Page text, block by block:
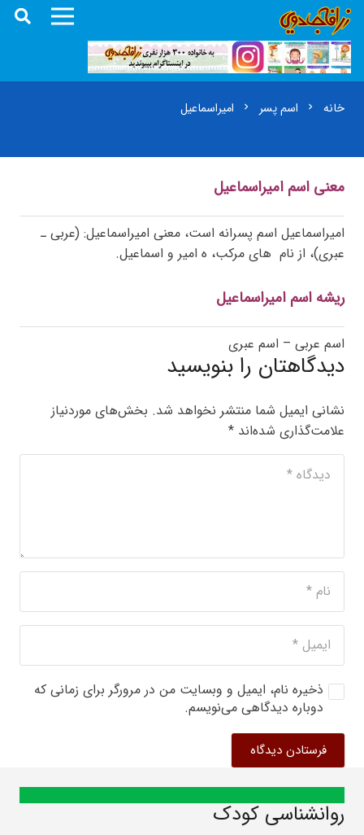
خانه chevron_right اسم پسر chevron_right امیراسماعیل
معنی اسم امیراسماعیل
امیراسماعیل اسم پسرانه است، معنی امیراسماعیل: (عربی ـ
عبری)، از نام های مرکب، ه امیر و اسماعیل.
ریشه اسم امیراسماعیل
اسم عربی – اسم عبری
دیدگاهتان را بنویسید
نشانی ایمیل شما منتشر نخواهد شد. بخش‌های موردنیاز
علامت‌گذاری شده‌اند *
ذخیره نام، ایمیل و وبسایت من در مرورگر برای زمانی که
دوباره دیدگاهی می‌نویسم.
فرستادن دیدگاه
روانشناسی کودک